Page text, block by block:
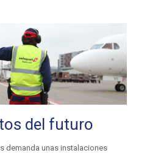
del futuro
demanda unas instalaciones